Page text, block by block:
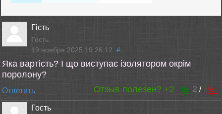
Гість
Гость.
19 ноября 2025 19:26:12
#
Яка вартість? І що виступає ізолятором окрім
поролону?
Да 2 / Нет
Отзыв полезен? +2
Ответить
Гость